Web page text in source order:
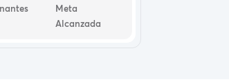
Meta
Alcanzada